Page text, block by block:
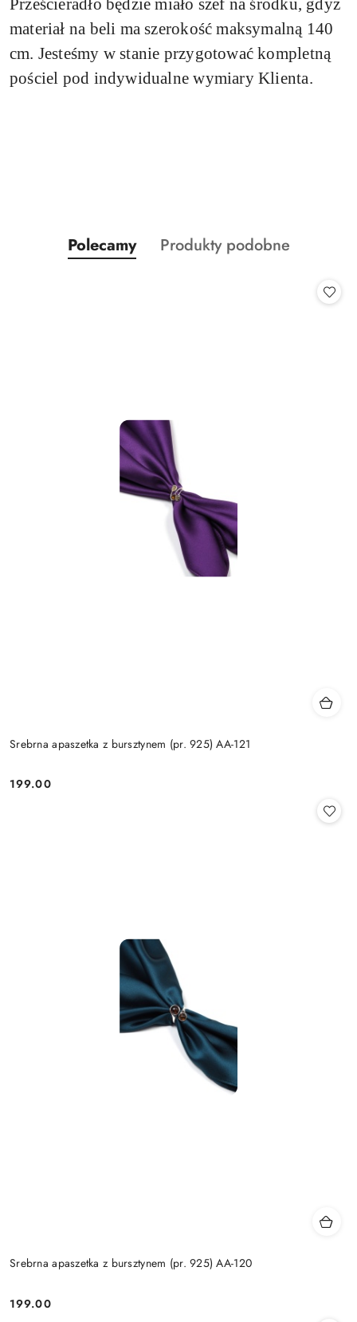
Prześcieradło będzie miało szef na środku, gdyż
materiał na beli ma szerokość maksymalną 140
cm. Jesteśmy w stanie przygotować kompletną
pościel pod indywidualne wymiary Klienta.
Pomiń karuzelę produktów
Produkty
o
Polecamy
Produkty
Produkty podobne
Srebrna apaszetka z bursztynem (pr. 925) AA-121
Cena:
199.00
Srebrna apaszetka z bursztynem (pr. 925) AA-120
Cena:
199.00